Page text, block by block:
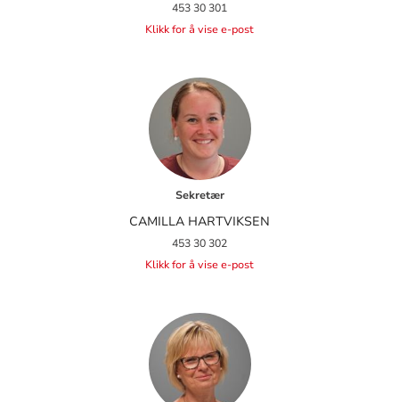
453 30 301
Klikk for å vise e-post
Sekretær
CAMILLA HARTVIKSEN
453 30 302
Klikk for å vise e-post